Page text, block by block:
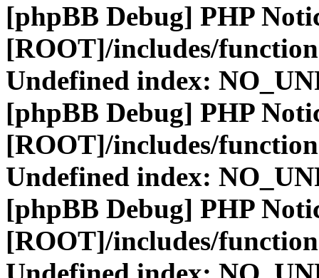
[phpBB Debug] PHP
[ROOT]/includes/
Undefined index:
[phpBB Debug] PHP
[ROOT]/includes/
Undefined index:
[phpBB Debug] PHP
[ROOT]/includes/